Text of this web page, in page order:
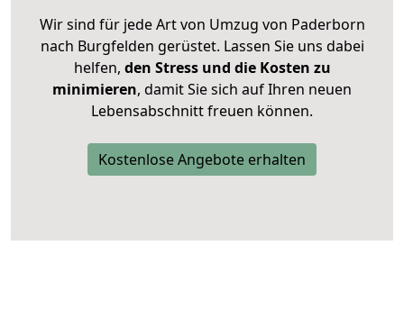
Wir sind für jede Art von Umzug von Paderborn
nach Burgfelden gerüstet. Lassen Sie uns dabei
helfen, den Stress und die Kosten zu
minimieren, damit Sie sich auf Ihren neuen
Lebensabschnitt freuen können.
Kostenlose Angebote erhalten